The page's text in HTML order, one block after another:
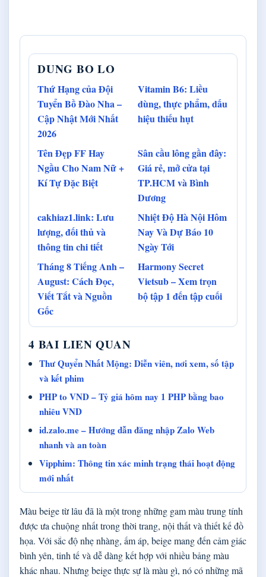
DUNG BO LO
Thứ Hạng của Đội
Tuyển Bồ Đào Nha –
Cập Nhật Mới Nhất
2026
Vitamin B6: Liều
dùng, thực phẩm, dấu
hiệu thiếu hụt
Tên Đẹp FF Hay
Ngầu Cho Nam Nữ +
Kí Tự Đặc Biệt
Sân cầu lông gần đây:
Giá rẻ, mở cửa tại
TP.HCM và Bình
Dương
cakhiaz1.link: Lưu
lượng, đối thủ và
thông tin chi tiết
Nhiệt Độ Hà Nội Hôm
Nay Và Dự Báo 10
Ngày Tới
Tháng 8 Tiếng Anh –
August: Cách Đọc,
Viết Tắt và Nguồn
Gốc
Harmony Secret
Vietsub – Xem trọn
bộ tập 1 đến tập cuối
4 BAI LIEN QUAN
Thư Quyển Nhất Mộng: Diễn viên, nơi xem, số tập
và kết phim
PHP to VND – Tỷ giá hôm nay 1 PHP bằng bao
nhiêu VND
id.zalo.me – Hướng dẫn đăng nhập Zalo Web
nhanh và an toàn
Vipphim: Thông tin xác minh trạng thái hoạt động
mới nhất
Màu beige từ lâu đã là một trong những gam màu trung tính
được ưa chuộng nhất trong thời trang, nội thất và thiết kế đồ
họa. Với sắc độ nhẹ nhàng, ấm áp, beige mang đến cảm giác
bình yên, tinh tế và dễ dàng kết hợp với nhiều bảng màu
khác nhau. Nhưng beige thực sự là màu gì, nó có những mã